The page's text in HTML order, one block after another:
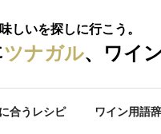
しいを探しに行こう。
ツナガル、ワイン
合うレシピ ワイン用語